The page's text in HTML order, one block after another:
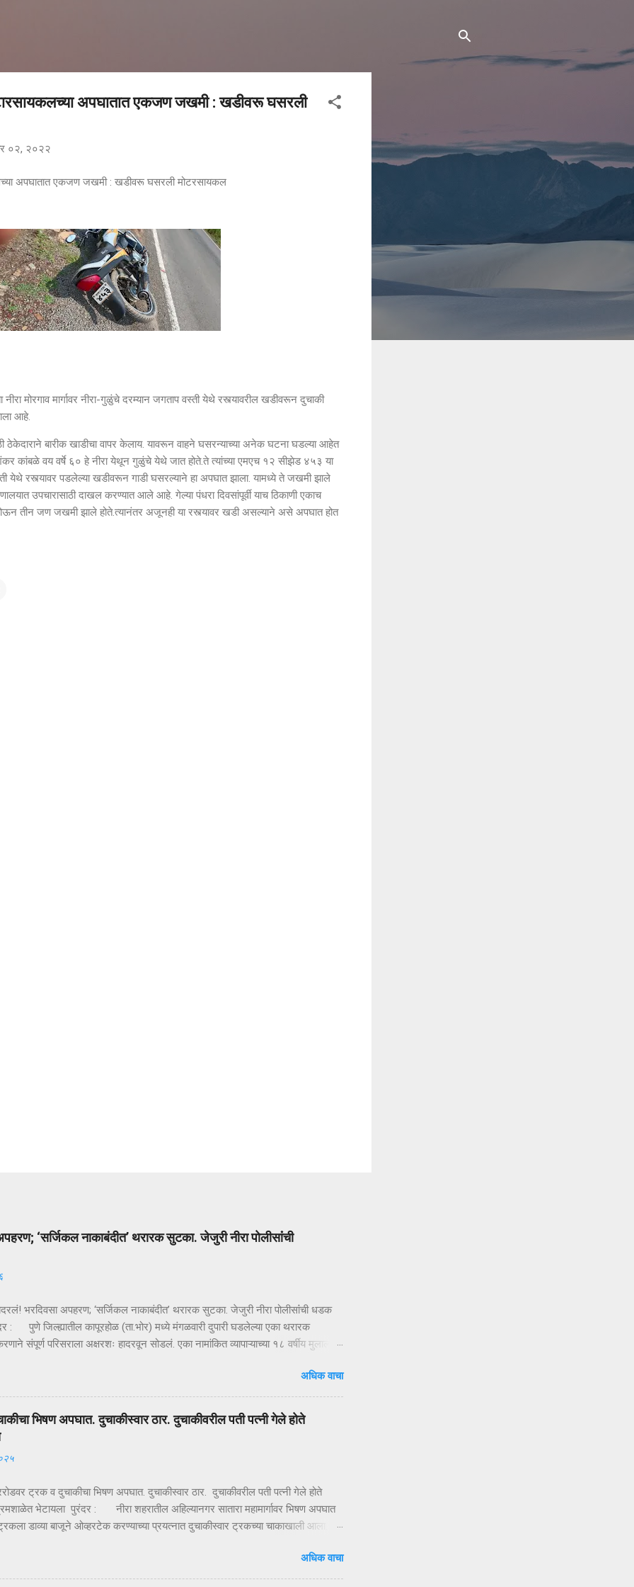
अपघातात एकजण जखमी : खडीवरू घसरली
०२, २०२२
अपघातात एकजण जखमी : खडीवरू घसरली मोटरसायकल
नीरा मोरगाव मार्गावर नीरा-गुळुंचे दरम्यान जगताप वस्ती येथे रस्त्यावरील खडीवरून दुचाकी
आहे.
ठेकेदाराने बारीक खाडीचा वापर केलाय. यावरून वाहने घसरन्याच्या अनेक घटना घडल्या आहेत
कांबळे वय वर्षे ६० हे नीरा येथून गुळुंचे येथे जात होते.ते त्यांच्या एमएच १२ सीझेड ४५३ या
येथे रस्त्यावर पडलेल्या खडीवरून गाडी घसरल्याने हा अपघात झाला. यामध्ये ते जखमी झाले
उपचारासाठी दाखल करण्यात आले आहे. गेल्या पंधरा दिवसांपूर्वी याच ठिकाणी एकाच
तीन जण जखमी झाले होते.त्यानंतर अजूनही या रस्त्यावर खडी असल्याने असे अपघात होत
‘सर्जिकल नाकाबंदीत’ थरारक सुटका. जेजुरी नीरा पोलीसांंची
भरदिवसा अपहरण; ‘सर्जिकल नाकाबंदीत’ थरारक सुटका. जेजुरी नीरा पोलीसांंची धडक
: पुणे जिल्ह्यातील कापूरहोळ (ता.भोर) मध्ये मंगळवारी दुपारी घडलेल्या एका थरारक
संपूर्ण परिसराला अक्षरशः हादरवून सोडलं. एका नामांकित व्यापाऱ्याच्या १८ वर्षीय मुलाला
तासांतच पोलिसांनी उभारलेल्या ‘सर्जिकल नाकाबंदी’मुळे चित्र पालटलं—आणि युवकाची
झाली. क्षणात घडलेलं अपहरण, गावात खळबळ दुपारचा नेहमीसारखा गजबजलेला वेळ.
मुख्य रस्त्यावर अचानक एक काळी XUV थांबते… काही क्षणांची झटापट… आणि युवकाला
बसवून वाहन भरधाव वेगाने निघून जातं. हा प्रकार इतक्या झपाट्याने घडला की
लोक स्तब्ध झाले. घटनेची माहिती मिळताच कुटुंबीयांनी पोलिसांशी संपर्क साधला. ग्रामसुरक्षा
पसरवण्यात आला आणि गावागावातून सतर्कतेचे सायरन वाजू लागले. ‘ऑपरेशन नाकाबंदी’ —
अधिक वाचा
भिषण अपघात. दुचाकीस्वार ठार. दुचाकीवरील पती पत्नी गेले होते
ट्रक व दुचाकीचा भिषण अपघात. दुचाकीस्वार ठार. दुचाकीवरील पती पत्नी गेले होते
भेटायला पुरंदर : नीरा शहरातील अहिल्यानगर सातारा महामार्गावर भिषण अपघात
डाव्या बाजूने ओव्हरटेक करण्याच्या प्रयत्नात दुचाकीस्वार ट्रकच्या चाकाखाली आला.
लोणंदकडे रवाना केले, मात्र उपचारापूर्वीच ते मृत पावले होते. अपघातात दुचाकीस्वार विजय
रा. बोपर्डी जिल्हा नागपूर हल्ली मुक्कामी वाई एम.आय.डी.सी. असे नाव आहे. आज
अधिक वाचा